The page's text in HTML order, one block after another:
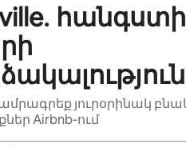
հանգստի
յուրօրինակ
Airbnb-ում